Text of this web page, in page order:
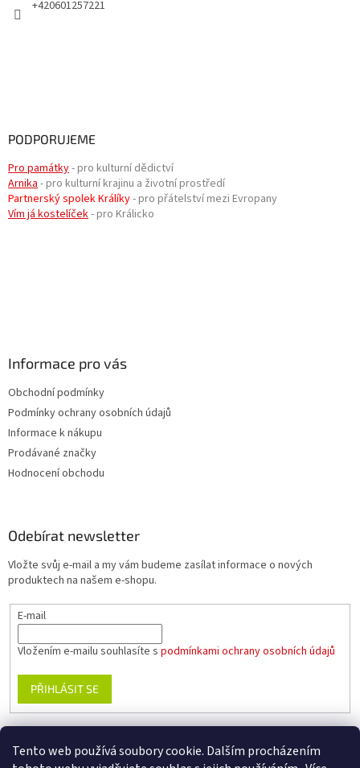
Tento web používá soubory cookie. Dalším procházením
+420601257221
PODPORUJEME
Pro památky- pro kulturní dědictví
Arnika- pro kulturní krajinu a životní prostředí
Partnerský spolek Králíky- pro přátelství mezi Evropany
Vím já kostelíček- pro Králicko
Informace pro vás
Obchodní podmínky
Podmínky ochrany osobních údajů
Informace k nákupu
Prodávané značky
Hodnocení obchodu
Odebírat newsletter
Vložte svůj e-mail a my vám budeme zasílat informace o nových
produktech na našem e-shopu.
E-mail
Vložením e-mailu souhlasíte s podmínkami ochrany osobních údajů
PŘIHLÁSIT SE
www.planika.cz www.trekingovaobuv.cz www.regaobuv.cz